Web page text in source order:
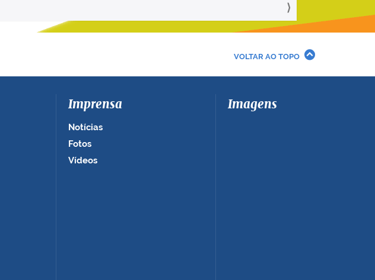
VOLTAR AO TOPO
Imprensa
Notícias
Fotos
Vídeos
Imagens